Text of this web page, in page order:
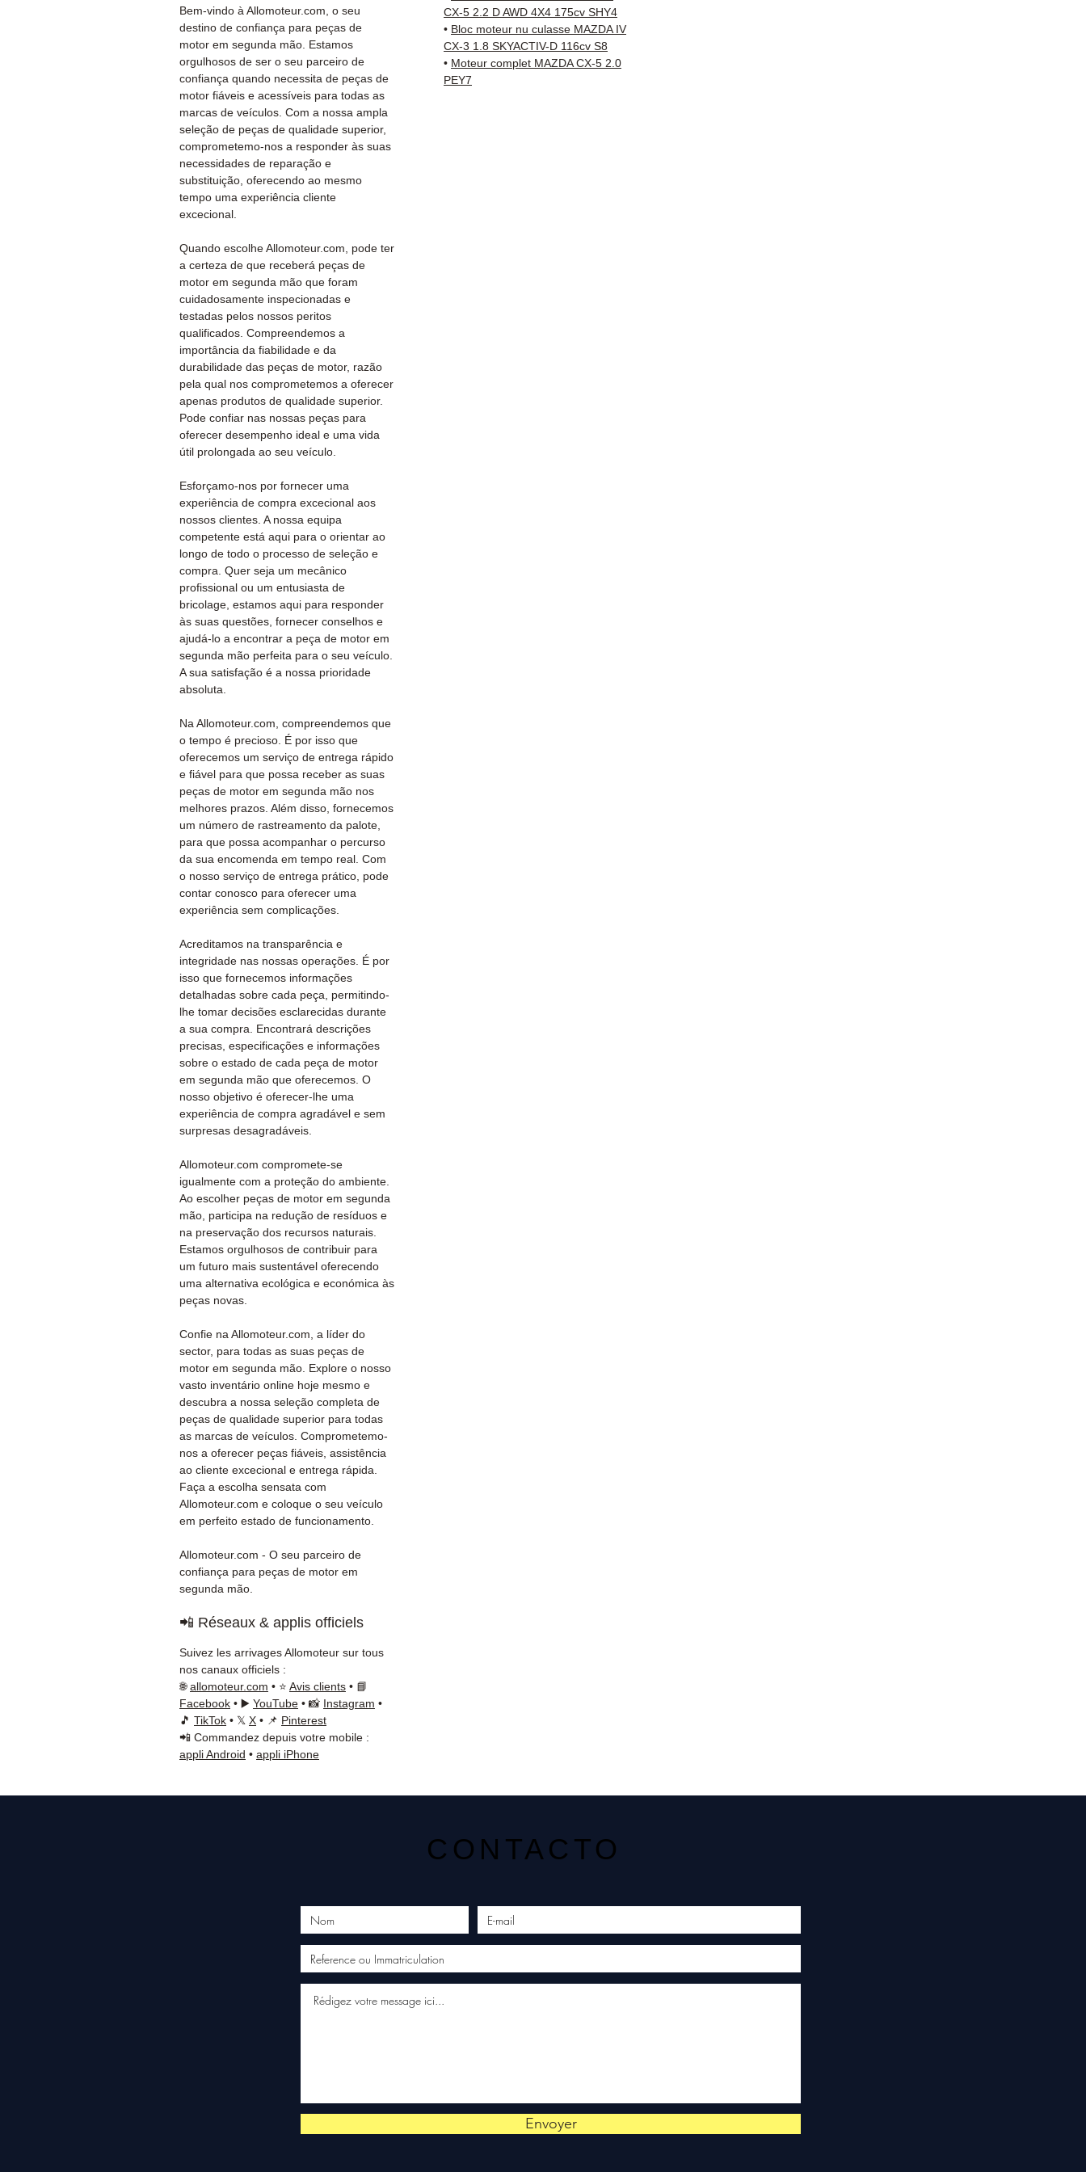
Bem-vindo à Allomoteur.com, o seu
destino de confiança para peças de
motor em segunda mão. Estamos
orgulhosos de ser o seu parceiro de
confiança quando necessita de peças de
motor fiáveis e acessíveis para todas as
marcas de veículos. Com a nossa ampla
seleção de peças de qualidade superior,
comprometemo-nos a responder às suas
necessidades de reparação e
substituição, oferecendo ao mesmo
tempo uma experiência cliente
excecional.
Quando escolhe Allomoteur.com, pode ter
a certeza de que receberá peças de
motor em segunda mão que foram
cuidadosamente inspecionadas e
testadas pelos nossos peritos
qualificados. Compreendemos a
importância da fiabilidade e da
durabilidade das peças de motor, razão
pela qual nos comprometemos a oferecer
apenas produtos de qualidade superior.
Pode confiar nas nossas peças para
oferecer desempenho ideal e uma vida
útil prolongada ao seu veículo.
Esforçamo-nos por fornecer uma
experiência de compra excecional aos
nossos clientes. A nossa equipa
competente está aqui para o orientar ao
longo de todo o processo de seleção e
compra. Quer seja um mecânico
profissional ou um entusiasta de
bricolage, estamos aqui para responder
às suas questões, fornecer conselhos e
ajudá-lo a encontrar a peça de motor em
segunda mão perfeita para o seu veículo.
A sua satisfação é a nossa prioridade
absoluta.
Na Allomoteur.com, compreendemos que
o tempo é precioso. É por isso que
oferecemos um serviço de entrega rápido
e fiável para que possa receber as suas
peças de motor em segunda mão nos
melhores prazos. Além disso, fornecemos
um número de rastreamento da palote,
para que possa acompanhar o percurso
da sua encomenda em tempo real. Com
o nosso serviço de entrega prático, pode
contar conosco para oferecer uma
experiência sem complicações.
Acreditamos na transparência e
integridade nas nossas operações. É por
isso que fornecemos informações
detalhadas sobre cada peça, permitindo-
lhe tomar decisões esclarecidas durante
a sua compra. Encontrará descrições
precisas, especificações e informações
sobre o estado de cada peça de motor
em segunda mão que oferecemos. O
nosso objetivo é oferecer-lhe uma
experiência de compra agradável e sem
surpresas desagradáveis.
Allomoteur.com compromete-se
igualmente com a proteção do ambiente.
Ao escolher peças de motor em segunda
mão, participa na redução de resíduos e
na preservação dos recursos naturais.
Estamos orgulhosos de contribuir para
um futuro mais sustentável oferecendo
uma alternativa ecológica e económica às
peças novas.
Confie na Allomoteur.com, a líder do
sector, para todas as suas peças de
motor em segunda mão. Explore o nosso
vasto inventário online hoje mesmo e
descubra a nossa seleção completa de
peças de qualidade superior para todas
as marcas de veículos. Comprometemo-
nos a oferecer peças fiáveis, assistência
ao cliente excecional e entrega rápida.
Faça a escolha sensata com
Allomoteur.com e coloque o seu veículo
em perfeito estado de funcionamento.
Allomoteur.com - O seu parceiro de
confiança para peças de motor em
segunda mão.
CX-5 2.2 D AWD 4X4 175cv SHY4
• Bloc moteur nu culasse MAZDA IV
CX-3 1.8 SKYACTIV-D 116cv S8
• Moteur complet MAZDA CX-5 2.0
PEY7
📲 Réseaux & applis officiels
Suivez les arrivages Allomoteur sur tous
nos canaux officiels :
🌐allomoteur.com • ⭐ Avis clients • 📘
Facebook • ▶️ YouTube • 📸 Instagram •
🎵 TikTok • 𝕏 X • 📌 Pinterest
📲 Commandez depuis votre mobile :
appli Android • appli iPhone
CONTACTO
Envoyer